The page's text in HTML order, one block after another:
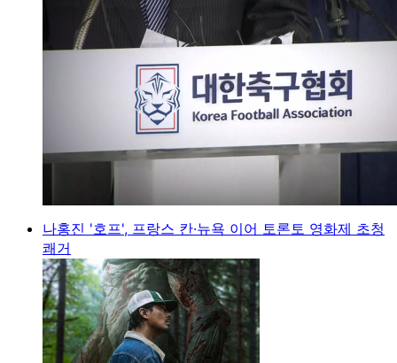
나홍진 '호프', 프랑스 칸·뉴욕 이어 토론토 영화제 초청
쾌거